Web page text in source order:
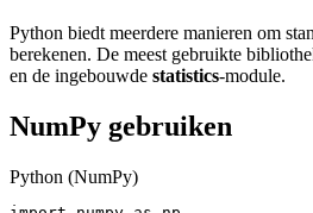
Python biedt meerdere manieren om
berekenen. De meest gebruikte
en de ingebouwde statistics-module.
NumPy gebruiken
Python (NumPy)